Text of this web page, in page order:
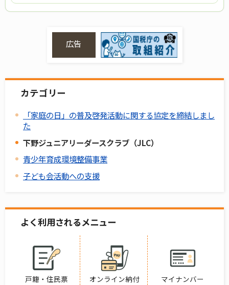
広告
カテゴリー
「家庭の日」の普及啓発活動に関する協定を締結しまし
た
下野ジュニアリーダースクラブ（JLC）
青少年育成環境整備事業
子ども会活動への支援
よく利用されるメニュー
戸籍・住民票 オンライン納付 マイナンバー